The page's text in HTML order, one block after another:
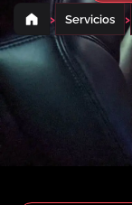
› Servicios ›